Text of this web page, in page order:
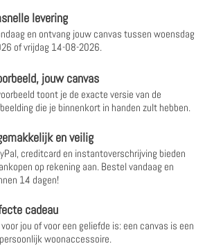
levering
en ontvang jouw canvas tussen woensdag
of vrijdag 14-08-2026.
jouw canvas
toont je de exacte versie van de
die je binnenkort in handen zult hebben.
en veilig
creditcard en instantoverschrijving bieden
op rekening aan. Bestel vandaag en
14 dagen!
cadeau
jou of voor een geliefde is: een canvas is een
woonaccessoire.